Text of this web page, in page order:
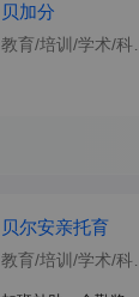
贝加分
贝尔安亲托育